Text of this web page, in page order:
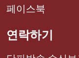
페이스북
연락하기